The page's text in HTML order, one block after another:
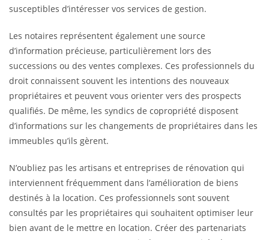
susceptibles d’intéresser vos services de gestion.
Les notaires représentent également une source
d’information précieuse, particulièrement lors des
successions ou des ventes complexes. Ces professionnels du
droit connaissent souvent les intentions des nouveaux
propriétaires et peuvent vous orienter vers des prospects
qualifiés. De même, les syndics de copropriété disposent
d’informations sur les changements de propriétaires dans les
immeubles qu’ils gèrent.
N’oubliez pas les artisans et entreprises de rénovation qui
interviennent fréquemment dans l’amélioration de biens
destinés à la location. Ces professionnels sont souvent
consultés par les propriétaires qui souhaitent optimiser leur
bien avant de le mettre en location. Créer des partenariats